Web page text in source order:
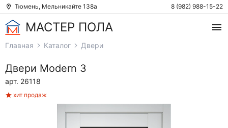
Тюмень, Мельникайте 138а 8 (982) 988-15-22
МАСТЕР ПОЛА
Главная Каталог Двери
Двери Modern 3
арт. 26118
хит продаж